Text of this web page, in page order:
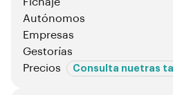
Fichaje
Autónomos
Empresas
Gestorías
Precios
Consulta nuetras